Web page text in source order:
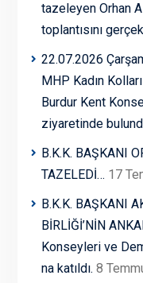
tazeleyen Orhan
toplantısını
22.07.2026
MHP Kadın
Burdur Kent
ziyaretinde
B.K.K. BAŞKANI
TAZELEDİ… 17
B.K.K. BAŞKANI
BİRLİĞİ’NİN
Konseyleri ve
na katıldı. 8